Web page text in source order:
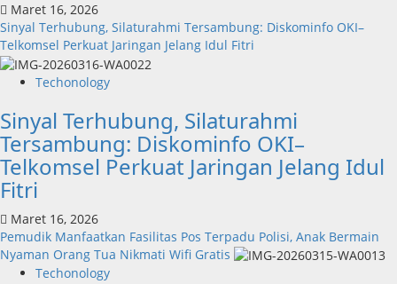
Penghargaan
Nasional
Maret 16, 2026
Sinyal Terhubung, Silaturahmi Tersambung: Diskominfo OKI–
Telkomsel Perkuat Jaringan Jelang Idul Fitri
Techonology
Sinyal Terhubung, Silaturahmi
Tersambung: Diskominfo OKI–
Telkomsel Perkuat Jaringan Jelang Idul
Fitri
Maret 16, 2026
Pemudik Manfaatkan Fasilitas Pos Terpadu Polisi, Anak Bermain
Nyaman Orang Tua Nikmati Wifi Gratis
Techonology